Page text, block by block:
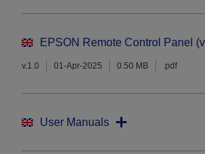
EPSON Remote Control Panel
v.1.0 01-Apr-2025 0.50 MB .pdf
User Manuals